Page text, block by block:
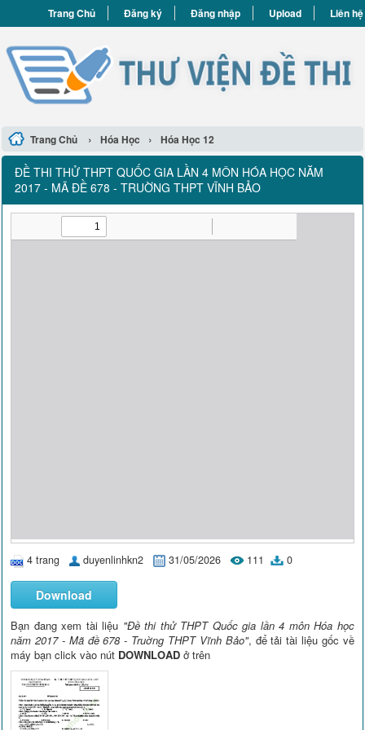
Trang Chủ Đăng ký Đăng nhập Upload Liên hệ
Trang Chủ › Hóa Học › Hóa Học 12
ĐỀ THI THỬ THPT QUỐC GIA LẦN 4 MÔN HÓA HỌC NĂM
2017 - MÃ ĐỀ 678 - TRUỜNG THPT VĨNH BẢO
4 trang duyenlinhkn2 31/05/2026 111 0
Download
Bạn đang xem tài liệu "Đề thi thử THPT Quốc gia lần 4 môn Hóa học
năm 2017 - Mã đề 678 - Truờng THPT Vĩnh Bảo", để tải tài liệu gốc về
máy bạn click vào nút DOWNLOAD ở trên